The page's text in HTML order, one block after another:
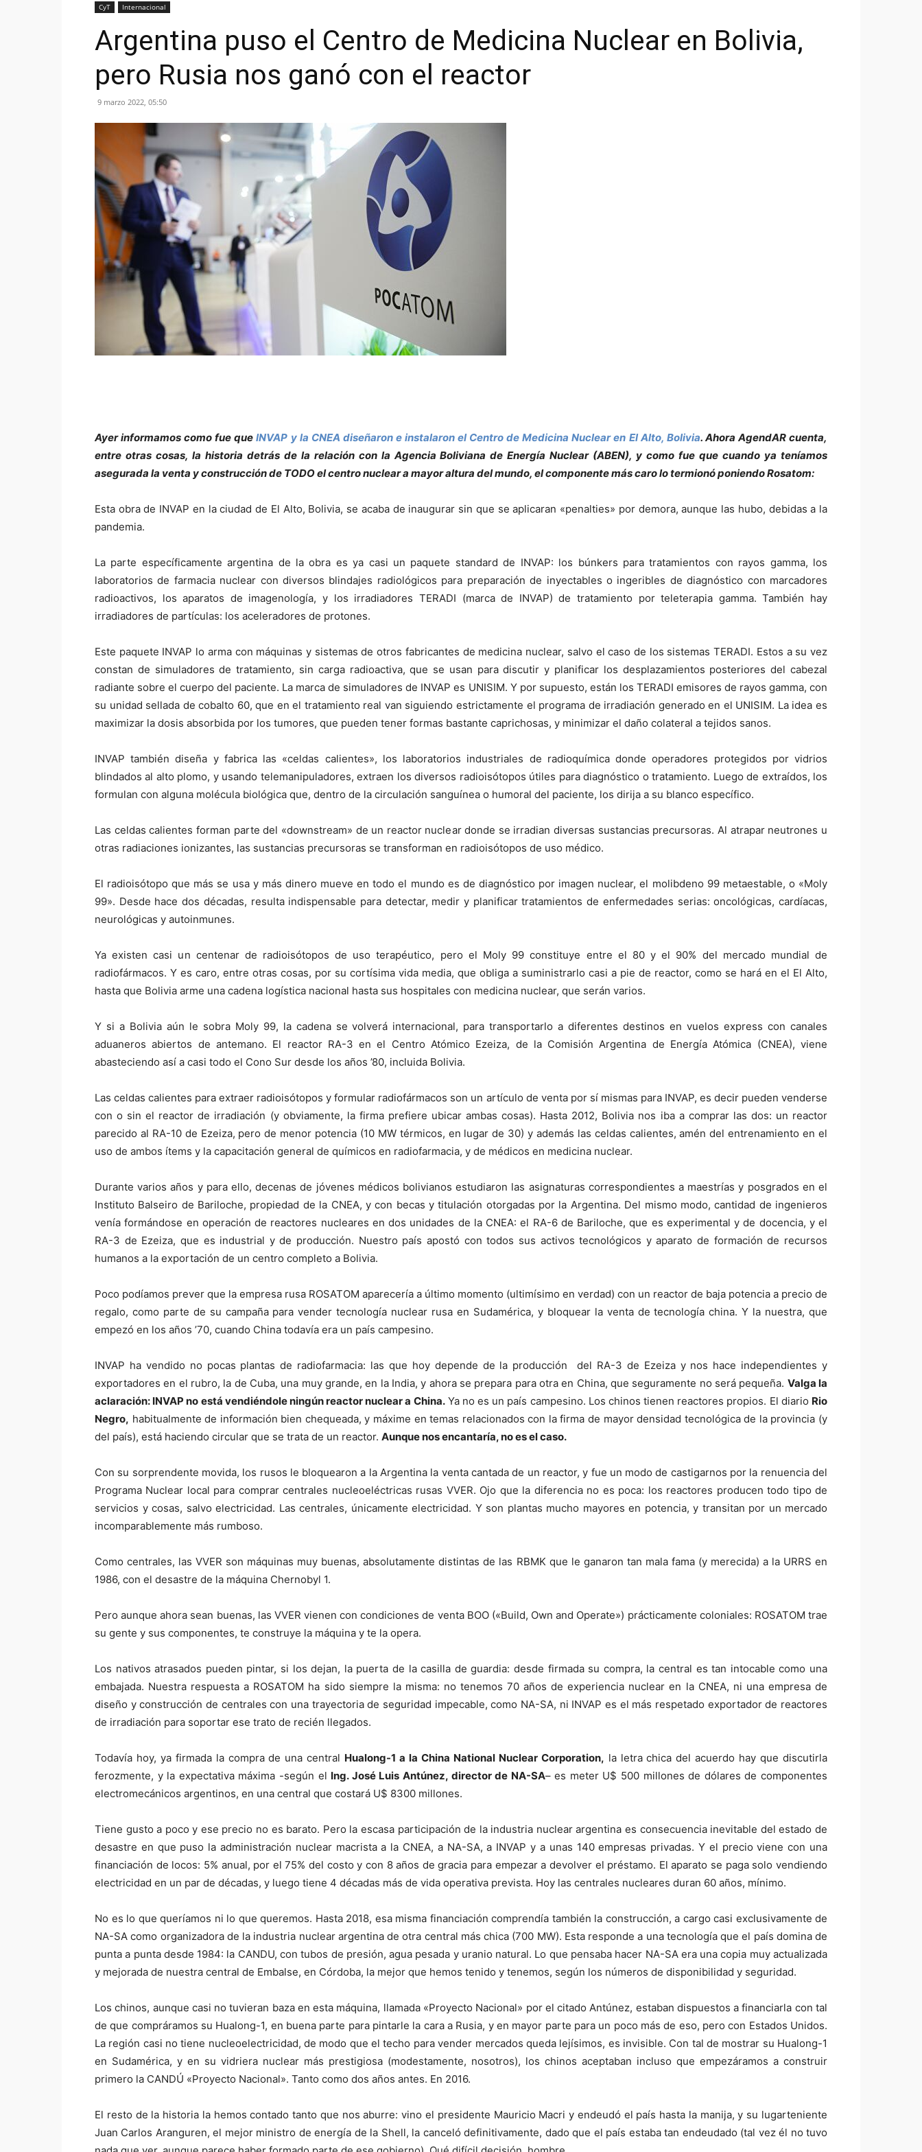
CyT Internacional
Argentina puso el Centro de Medicina Nuclear en Bolivia,
pero Rusia nos ganó con el reactor
9 marzo 2022, 05:50
Ayer informamos como fue queINVAP y la CNEA diseñaron e instalaron el Centro de Medicina Nuclear en El Alto, Bolivia. Ahora AgendAR cuenta,
entre otras cosas, la historia detrás de la relación con la Agencia Boliviana de Energía Nuclear (ABEN), y como fue que cuando ya teníamos
asegurada la venta y construcción de TODO el centro nuclear a mayor altura del mundo, el componente más caro lo termionó poniendo Rosatom:
Esta obra de INVAP en la ciudad de El Alto, Bolivia, se acaba de inaugurar sin que se aplicaran «penalties» por demora, aunque las hubo, debidas a la
pandemia.
La parte específicamente argentina de la obra es ya casi un paquete standard de INVAP: los búnkers para tratamientos con rayos gamma, los
laboratorios de farmacia nuclear con diversos blindajes radiológicos para preparación de inyectables o ingeribles de diagnóstico con marcadores
radioactivos, los aparatos de imagenología, y los irradiadores TERADI (marca de INVAP) de tratamiento por teleterapia gamma. También hay
irradiadores de partículas: los aceleradores de protones.
Este paquete INVAP lo arma con máquinas y sistemas de otros fabricantes de medicina nuclear, salvo el caso de los sistemas TERADI. Estos a su vez
constan de simuladores de tratamiento, sin carga radioactiva, que se usan para discutir y planificar los desplazamientos posteriores del cabezal
radiante sobre el cuerpo del paciente. La marca de simuladores de INVAP es UNISIM. Y por supuesto, están los TERADI emisores de rayos gamma, con
su unidad sellada de cobalto 60, que en el tratamiento real van siguiendo estrictamente el programa de irradiación generado en el UNISIM. La idea es
maximizar la dosis absorbida por los tumores, que pueden tener formas bastante caprichosas, y minimizar el daño colateral a tejidos sanos.
INVAP también diseña y fabrica las «celdas calientes», los laboratorios industriales de radioquímica donde operadores protegidos por vidrios
blindados al alto plomo, y usando telemanipuladores, extraen los diversos radioisótopos útiles para diagnóstico o tratamiento. Luego de extraídos, los
formulan con alguna molécula biológica que, dentro de la circulación sanguínea o humoral del paciente, los dirija a su blanco específico.
Las celdas calientes forman parte del «downstream» de un reactor nuclear donde se irradian diversas sustancias precursoras. Al atrapar neutrones u
otras radiaciones ionizantes, las sustancias precursoras se transforman en radioisótopos de uso médico.
El radioisótopo que más se usa y más dinero mueve en todo el mundo es de diagnóstico por imagen nuclear, el molibdeno 99 metaestable, o «Moly
99». Desde hace dos décadas, resulta indispensable para detectar, medir y planificar tratamientos de enfermedades serias: oncológicas, cardíacas,
neurológicas y autoinmunes.
Ya existen casi un centenar de radioisótopos de uso terapéutico, pero el Moly 99 constituye entre el 80 y el 90% del mercado mundial de
radiofármacos. Y es caro, entre otras cosas, por su cortísima vida media, que obliga a suministrarlo casi a pie de reactor, como se hará en el El Alto,
hasta que Bolivia arme una cadena logística nacional hasta sus hospitales con medicina nuclear, que serán varios.
Y si a Bolivia aún le sobra Moly 99, la cadena se volverá internacional, para transportarlo a diferentes destinos en vuelos express con canales
aduaneros abiertos de antemano. El reactor RA-3 en el Centro Atómico Ezeiza, de la Comisión Argentina de Energía Atómica (CNEA), viene
abasteciendo así a casi todo el Cono Sur desde los años ’80, incluida Bolivia.
Las celdas calientes para extraer radioisótopos y formular radiofármacos son un artículo de venta por sí mismas para INVAP, es decir pueden venderse
con o sin el reactor de irradiación (y obviamente, la firma prefiere ubicar ambas cosas). Hasta 2012, Bolivia nos iba a comprar las dos: un reactor
parecido al RA-10 de Ezeiza, pero de menor potencia (10 MW térmicos, en lugar de 30) y además las celdas calientes, amén del entrenamiento en el
uso de ambos ítems y la capacitación general de químicos en radiofarmacia, y de médicos en medicina nuclear.
Durante varios años y para ello, decenas de jóvenes médicos bolivianos estudiaron las asignaturas correspondientes a maestrías y posgrados en el
Instituto Balseiro de Bariloche, propiedad de la CNEA, y con becas y titulación otorgadas por la Argentina. Del mismo modo, cantidad de ingenieros
venía formándose en operación de reactores nucleares en dos unidades de la CNEA: el RA-6 de Bariloche, que es experimental y de docencia, y el
RA-3 de Ezeiza, que es industrial y de producción. Nuestro país apostó con todos sus activos tecnológicos y aparato de formación de recursos
humanos a la exportación de un centro completo a Bolivia.
Poco podíamos prever que la empresa rusa ROSATOM aparecería a último momento (ultimísimo en verdad) con un reactor de baja potencia a precio de
regalo, como parte de su campaña para vender tecnología nuclear rusa en Sudamérica, y bloquear la venta de tecnología china. Y la nuestra, que
empezó en los años ’70, cuando China todavía era un país campesino.
INVAP ha vendido no pocas plantas de radiofarmacia: las que hoy depende de la producción del RA-3 de Ezeiza y nos hace independientes y
exportadores en el rubro, la de Cuba, una muy grande, en la India, y ahora se prepara para otra en China, que seguramente no será pequeña. Valga la
aclaración: INVAP no está vendiéndole ningún reactor nuclear a China.Ya no es un país campesino. Los chinos tienen reactores propios. El diario Rio
Negro, habitualmente de información bien chequeada, y máxime en temas relacionados con la firma de mayor densidad tecnológica de la provincia (y
del país), está haciendo circular que se trata de un reactor. Aunque nos encantaría, no es el caso.
Con su sorprendente movida, los rusos le bloquearon a la Argentina la venta cantada de un reactor, y fue un modo de castigarnos por la renuencia del
Programa Nuclear local para comprar centrales nucleoeléctricas rusas VVER. Ojo que la diferencia no es poca: los reactores producen todo tipo de
servicios y cosas, salvo electricidad. Las centrales, únicamente electricidad. Y son plantas mucho mayores en potencia, y transitan por un mercado
incomparablemente más rumboso.
Como centrales, las VVER son máquinas muy buenas, absolutamente distintas de las RBMK que le ganaron tan mala fama (y merecida) a la URRS en
1986, con el desastre de la máquina Chernobyl 1.
Pero aunque ahora sean buenas, las VVER vienen con condiciones de venta BOO («Build, Own and Operate») prácticamente coloniales: ROSATOM trae
su gente y sus componentes, te construye la máquina y te la opera.
Los nativos atrasados pueden pintar, si los dejan, la puerta de la casilla de guardia: desde firmada su compra, la central es tan intocable como una
embajada. Nuestra respuesta a ROSATOM ha sido siempre la misma: no tenemos 70 años de experiencia nuclear en la CNEA, ni una empresa de
diseño y construcción de centrales con una trayectoria de seguridad impecable, como NA-SA, ni INVAP es el más respetado exportador de reactores
de irradiación para soportar ese trato de recién llegados.
Todavía hoy, ya firmada la compra de una central Hualong-1 a la China National Nuclear Corporation, la letra chica del acuerdo hay que discutirla
ferozmente, y la expectativa máxima -según el Ing. José Luis Antúnez, director de NA-SA– es meter U$ 500 millones de dólares de componentes
electromecánicos argentinos, en una central que costará U$ 8300 millones.
Tiene gusto a poco y ese precio no es barato. Pero la escasa participación de la industria nuclear argentina es consecuencia inevitable del estado de
desastre en que puso la administración nuclear macrista a la CNEA, a NA-SA, a INVAP y a unas 140 empresas privadas. Y el precio viene con una
financiación de locos: 5% anual, por el 75% del costo y con 8 años de gracia para empezar a devolver el préstamo. El aparato se paga solo vendiendo
electricidad en un par de décadas, y luego tiene 4 décadas más de vida operativa prevista. Hoy las centrales nucleares duran 60 años, mínimo.
No es lo que queríamos ni lo que queremos. Hasta 2018, esa misma financiación comprendía también la construcción, a cargo casi exclusivamente de
NA-SA como organizadora de la industria nuclear argentina de otra central más chica (700 MW). Esta responde a una tecnología que el país domina de
punta a punta desde 1984: la CANDU, con tubos de presión, agua pesada y uranio natural. Lo que pensaba hacer NA-SA era una copia muy actualizada
y mejorada de nuestra central de Embalse, en Córdoba, la mejor que hemos tenido y tenemos, según los números de disponibilidad y seguridad.
Los chinos, aunque casi no tuvieran baza en esta máquina, llamada «Proyecto Nacional» por el citado Antúnez, estaban dispuestos a financiarla con tal
de que compráramos su Hualong-1, en buena parte para pintarle la cara a Rusia, y en mayor parte para un poco más de eso, pero con Estados Unidos.
La región casi no tiene nucleoelectricidad, de modo que el techo para vender mercados queda lejísimos, es invisible. Con tal de mostrar su Hualong-1
en Sudamérica, y en su vidriera nuclear más prestigiosa (modestamente, nosotros), los chinos aceptaban incluso que empezáramos a construir
primero la CANDÚ «Proyecto Nacional». Tanto como dos años antes. En 2016.
El resto de la historia la hemos contado tanto que nos aburre: vino el presidente Mauricio Macri y endeudó el país hasta la manija, y su lugarteniente
Juan Carlos Aranguren, el mejor ministro de energía de la Shell, la canceló definitivamente, dado que el país estaba tan endeudado (tal vez él no tuvo